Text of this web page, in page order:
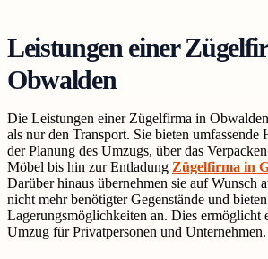
Leistungen einer
Obwalden
Die Leistungen einer Zügelfirma in
als nur den Transport. Sie bieten umfassende
der Planung des Umzugs, über das
Möbel bis hin zur Entladung Zügelfirma in
Darüber hinaus übernehmen sie auf Wunsch
nicht mehr benötigter Gegenstände und bieten
Lagerungsmöglichkeiten an. Dies ermöglicht
Umzug für Privatpersonen und Unternehmen.